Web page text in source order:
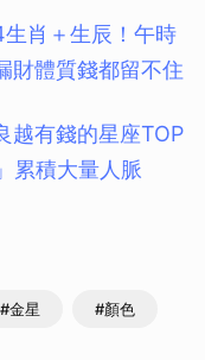
肖＋生辰！午時
財體質錢都留不住
越有錢的星座TOP
累積大量人脈
#金星 #顏色